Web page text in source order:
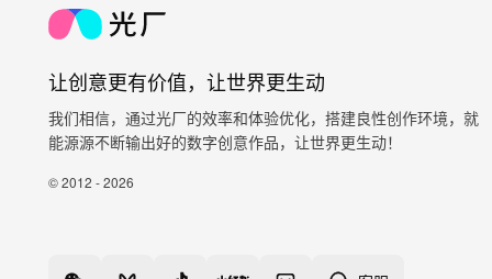
让创意更有价值，让世界更生动
我们相信，通过光厂的效率和体验优化，搭建良性创作环境，就
能源源不断输出好的数字创意作品，让世界更生动！
© 2012 - 2026